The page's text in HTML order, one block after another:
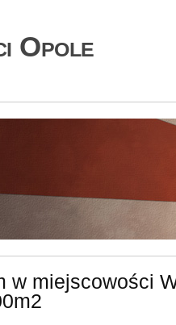
Opole
w miejscowości